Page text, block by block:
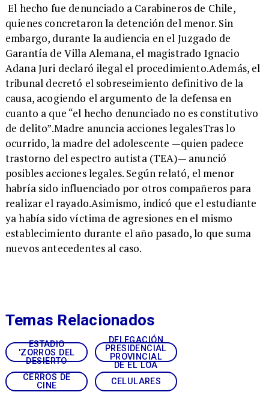
El hecho fue denunciado a Carabineros de Chile,
quienes concretaron la detención del menor. Sin
embargo, durante la audiencia en el Juzgado de
Garantía de Villa Alemana, el magistrado Ignacio
Adana Juri declaró ilegal el procedimiento.Además, el
tribunal decretó el sobreseimiento definitivo de la
causa, acogiendo el argumento de la defensa en
cuanto a que “el hecho denunciado no es constitutivo
de delito”.Madre anuncia acciones legalesTras lo
ocurrido, la madre del adolescente —quien padece
trastorno del espectro autista (TEA)— anunció
posibles acciones legales. Según relató, el menor
habría sido influenciado por otros compañeros para
realizar el rayado.Asimismo, indicó que el estudiante
ya había sido víctima de agresiones en el mismo
establecimiento durante el año pasado, lo que suma
nuevos antecedentes al caso.
ESTADIO
'ZORROS DEL
DESIERTO
DELEGACIÓN
PRESIDENCIAL
PROVINCIAL
DE EL LOA
CERROS DE
CINE
CELULARES
Temas Relacionados